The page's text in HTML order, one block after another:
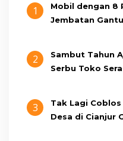
1
Mobil dengan 8
Jembatan
2
Sambut Tahun
Serbu Toko
3
Tak Lagi
Desa di Cianjur